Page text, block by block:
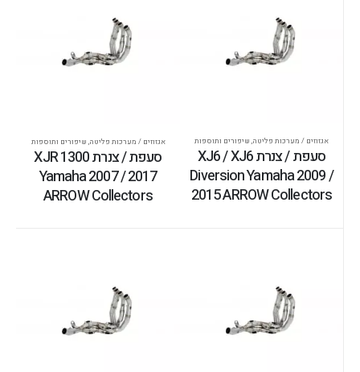
אגזוזים / מערכות פליטה, שיפורים ותוספות
סעפת / צנרת XJ6 / XJ6
Diversion Yamaha 2009 /
2015 ARROW Collectors
אגזוזים / מערכות פליטה, שיפורים ותוספות
סעפת / צנרת XJR 1300
Yamaha 2007 / 2017
ARROW Collectors